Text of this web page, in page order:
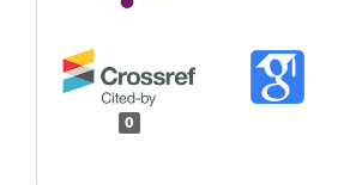
0